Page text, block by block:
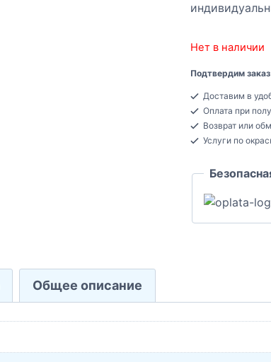
Нет в наличии
Подтвердим
Доставим в
Оплата при
Возврат или
Услуги по
Общее описание